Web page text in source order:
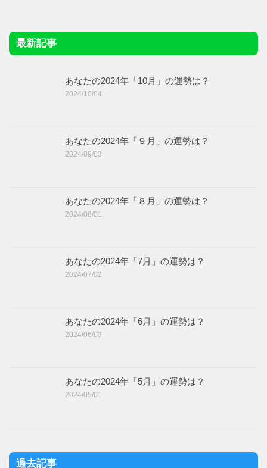
最新記事
あなたの2024年「10月」の運勢は？
2024/10/04
あなたの2024年「９月」の運勢は？
2024/09/03
あなたの2024年「８月」の運勢は？
2024/08/01
あなたの2024年「7月」の運勢は？
2024/07/02
あなたの2024年「6月」の運勢は？
2024/06/03
あなたの2024年「5月」の運勢は？
2024/05/01
過去記事